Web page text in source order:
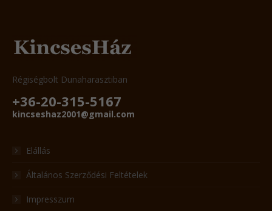
Régiségbolt Dunaharasztiban
+36-20-315-5167
kincseshaz2001@gmail.com
Elállás
Általános Szerződési Feltételek
Impresszum